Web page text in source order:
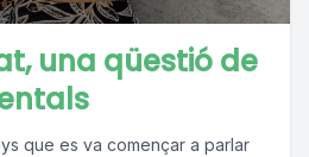
una qüestió de
que es va començar a parlar